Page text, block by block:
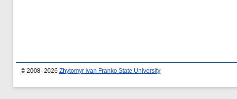
© 2008–2026 Zhytomyr Ivan Franko State University